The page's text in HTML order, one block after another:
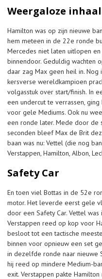
Weergaloze
Hamilton was op zijn nieuwe
hem meteen in de 22e ronde
Mercedes niet laten uitlopen
binnendoor. Geduldig wachten
daar zag Max geen heil in.
kersverse wereldkampioen
volgasstuk over start/finish. In
een undercut te verrassen,
voor gele Mediums. Ook nu
een ronde later. Mede door de
seconden bleef Max de Brit
baan was nu: Vettel (die nog
Verstappen, Hamilton, Albon,
Safety Car
En toen viel Bottas in de 52e
motor. Het leverde eerst gele
door een Safety Car. Vettel
Verstappen reed op kop voor
besloot tot een tactische
binnen voor opnieuw een set
in dezelfde ronde naar nieuwe
hij reed op mindere Medium-
exit. Verstappen pakte